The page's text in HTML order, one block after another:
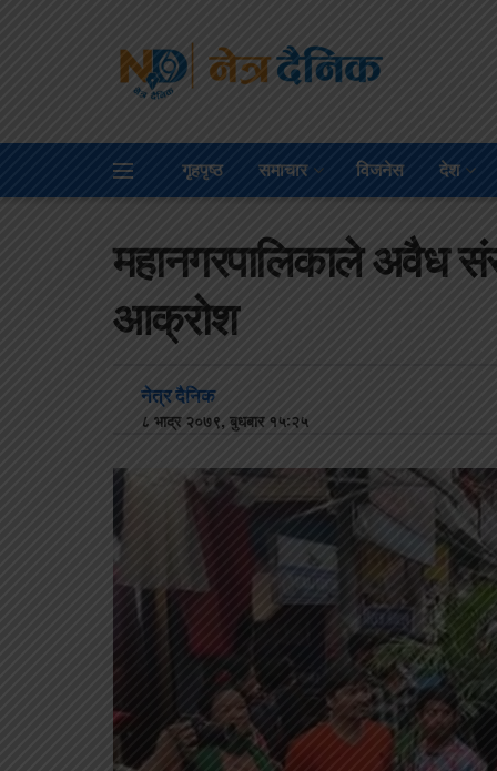
गृहपृष्ठ समाचार विजनेस देश
महानगरपालिकाले अवैध
आक्रोश
नेत्र दैनिक
८ भाद्र २०७९, बुधबार १५:२५